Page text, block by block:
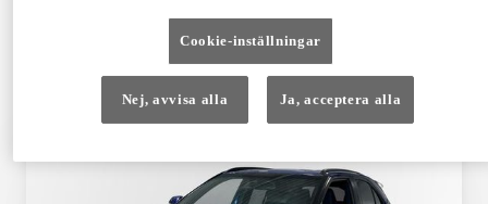
12 månaders vägassistans
Cookie-inställningar
Nej, avvisa alla Ja, acceptera alla